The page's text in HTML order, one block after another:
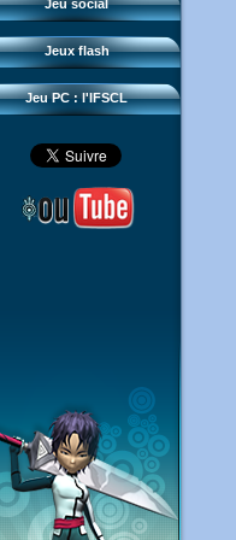
Jeu social
Jeux flash
Sector 2 Escape
Jeu PC : l'IFSCL
Téléchargements
Réseau IFSCL